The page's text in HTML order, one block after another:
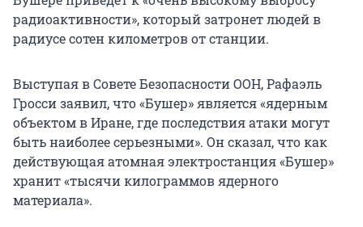
радиоактивности», который затронет людей в
радиусе сотен километров от станции.
Выступая в Совете Безопасности ООН, Рафаэль
Гросси заявил, что «Бушер» является «ядерным
объектом в Иране, где последствия атаки могут
быть наиболее серьезными». Он сказал, что как
действующая атомная электростанция «Бушер»
хранит «тысячи килограммов ядерного
материала».